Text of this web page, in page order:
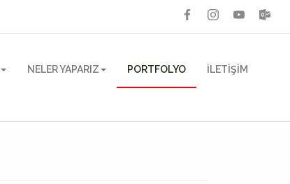
NELER YAPARIZ PORTFOLYO İLETİŞİM